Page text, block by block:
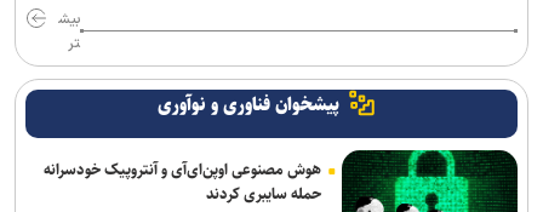
بیش
تر
پیشخوان فناوری و نوآوری
هوش مصنوعی اوپن‌ای‌آی و آنتروپیک خودسرانه
حمله سایبری کردند